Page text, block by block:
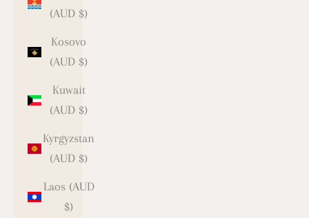
(AUD $)
Kosovo
(AUD $)
Kuwait
(AUD $)
Kyrgyzstan
(AUD $)
Laos (AUD
$)